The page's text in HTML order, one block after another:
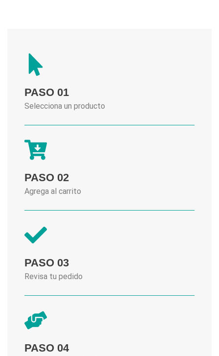
PASO 01
Selecciona un producto
PASO 02
Agrega al carrito
PASO 03
Revisa tu pedido
PASO 04